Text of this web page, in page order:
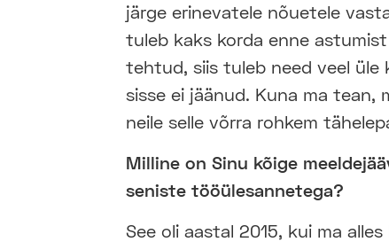
järge erinevatele nõuetele
tuleb kaks korda enne
tehtud, siis tuleb need veel üle
sisse ei jäänud. Kuna ma tean,
neile selle võrra rohkem
Milline on Sinu kõige
seniste tööülesannetega?
See oli aastal 2015, kui ma